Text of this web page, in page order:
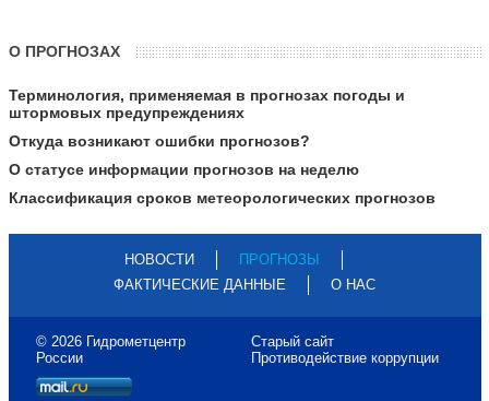
О ПРОГНОЗАХ
Терминология, применяемая в прогнозах погоды и
штормовых предупреждениях
Откуда возникают ошибки прогнозов?
О статусе информации прогнозов на неделю
Классификация сроков метеорологических прогнозов
НОВОСТИ
ПРОГНОЗЫ
ФАКТИЧЕСКИЕ ДАННЫЕ
О НАС
© 2026 Гидрометцентр
России
Старый сайт
Противодействие коррупции